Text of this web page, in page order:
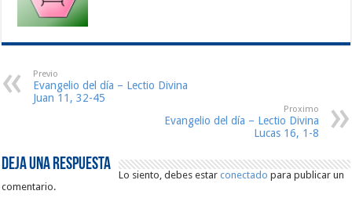
Previo
Evangelio del día – Lectio Divina
Juan 11, 32-45
Proximo
Evangelio del día – Lectio Divina
Lucas 16, 1-8
Deja una respuesta
Lo siento, debes estarconectado para publicar un
comentario.